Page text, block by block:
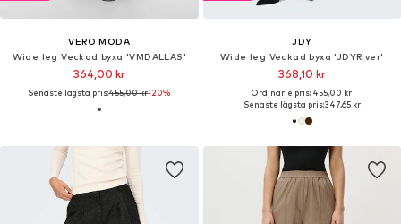
VERO MODA
Wide leg Veckad byxa 'VMDALLAS'
364,00 kr
Senaste lägsta pris:455,00 kr-20%
JDY
Wide leg Veckad byxa 'JDYRiver'
368,10 kr
Ordinarie pris: 455,00 kr
Senaste lägsta pris:347,65 kr